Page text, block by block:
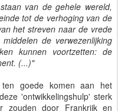
van de gehele wereld,
tot de verhoging van de
het streven naar de vrede
de verwezenlijking
kunnen voortzetten: de
(...)"
goede komen aan het
'ontwikkelingshulp' sterk
zouden door Frankrijk en